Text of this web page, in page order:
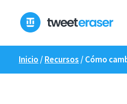
contenido
Inicio /Recursos /Cómo